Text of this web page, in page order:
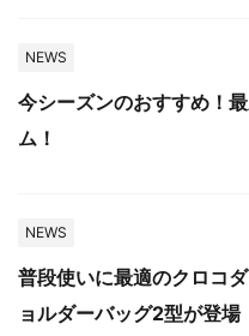
NEWS
今シーズンのおすすめ！
ム！
NEWS
普段使いに最適のクロコ
ョルダーバッグ2型が登場